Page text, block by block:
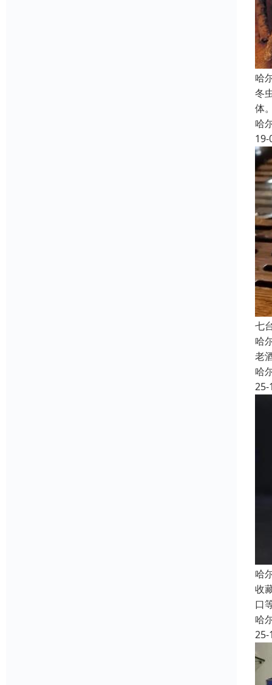
哈
冬
体
哈
19-
七
哈
老
哈
25-
哈
收
口
哈
25-